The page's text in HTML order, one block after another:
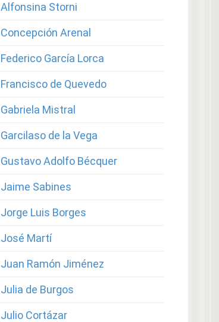
Alfonsina Storni
Concepción Arenal
Federico García Lorca
Francisco de Quevedo
Gabriela Mistral
Garcilaso de la Vega
Gustavo Adolfo Bécquer
Jaime Sabines
Jorge Luis Borges
José Martí
Juan Ramón Jiménez
Julia de Burgos
Julio Cortázar